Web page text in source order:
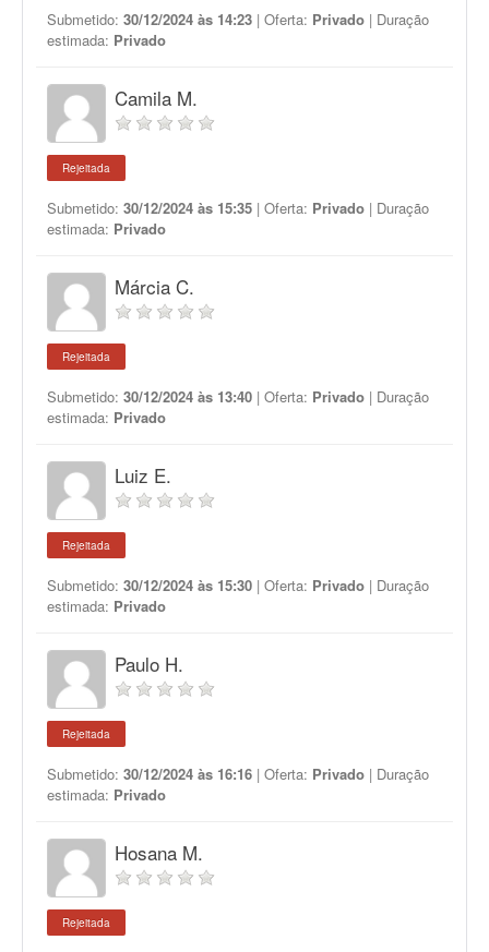
Submetido: 30/12/2024 às 14:23 | Oferta: Privado | Duração
estimada: Privado
Camila M.
Rejeitada
Submetido: 30/12/2024 às 15:35 | Oferta: Privado | Duração
estimada: Privado
Márcia C.
Rejeitada
Submetido: 30/12/2024 às 13:40 | Oferta: Privado | Duração
estimada: Privado
Luiz E.
Rejeitada
Submetido: 30/12/2024 às 15:30 | Oferta: Privado | Duração
estimada: Privado
Paulo H.
Rejeitada
Submetido: 30/12/2024 às 16:16 | Oferta: Privado | Duração
estimada: Privado
Hosana M.
Rejeitada